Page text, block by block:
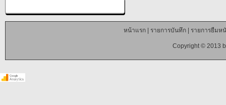
หน้าแรก| รายการบันทึก| รายการยืมห
Copyright © 2013